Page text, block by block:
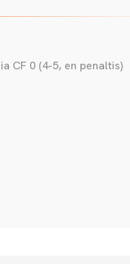
CF 0 (4-5, en penaltis)